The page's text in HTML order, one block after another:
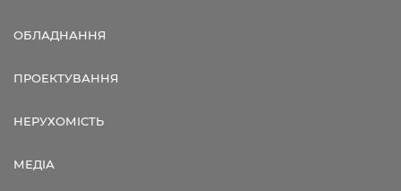
ОБЛАДНАННЯ
ПРОЕКТУВАННЯ
НЕРУХОМІСТЬ
МЕДІА